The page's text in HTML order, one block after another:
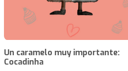
Un caramelo muy importante:
Cocadinha